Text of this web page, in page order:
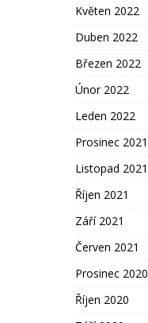
Květen 2022
Duben 2022
Březen 2022
Únor 2022
Leden 2022
Prosinec 2021
Listopad 2021
Říjen 2021
Září 2021
Červen 2021
Prosinec 2020
Říjen 2020